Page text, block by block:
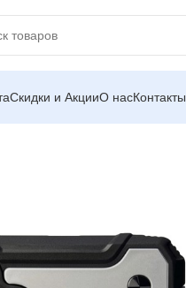
Скидки и АкцииО насКонтакты